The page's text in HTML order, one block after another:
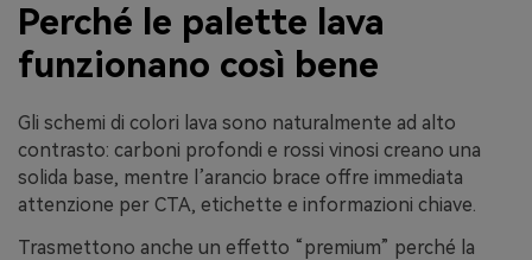
Perché le palette lava
funzionano così bene
Gli schemi di colori lava sono naturalmente ad alto
contrasto: carboni profondi e rossi vinosi creano una
solida base, mentre l’arancio brace offre immediata
attenzione per CTA, etichette e informazioni chiave.
Trasmettono anche un effetto “premium” perché la